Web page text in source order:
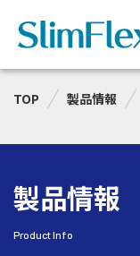
TOP 製品情報
製品情報
Product Info